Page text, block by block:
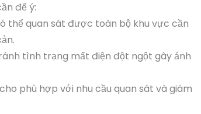
để ý:
thể quan sát được toàn bộ khu vực cần
tình trạng mất điện đột ngột gây ảnh
phù hợp với nhu cầu quan sát và giám